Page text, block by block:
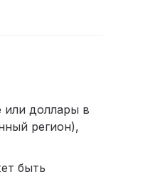
или доллары в
регион),
быть